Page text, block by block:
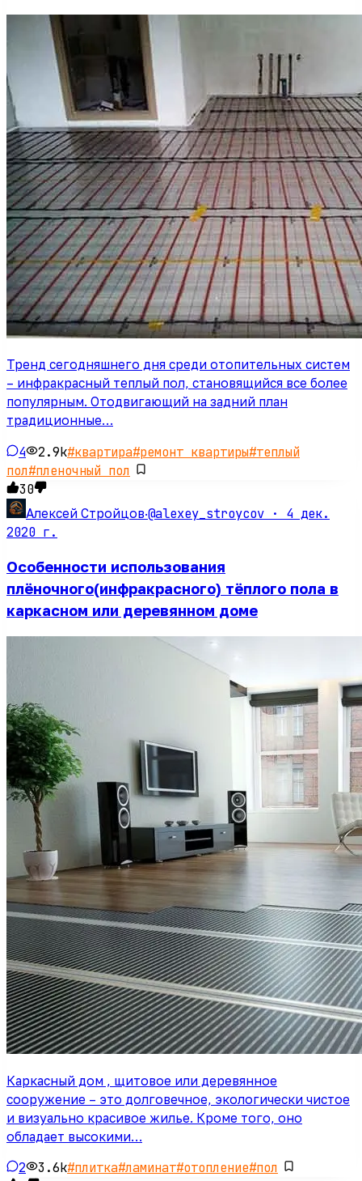
Тренд сегодняшнего дня среди отопительных систем
– инфракрасный теплый пол, становящийся все более
популярным. Отодвигающий на задний план
традиционные…
4 2.9k#квартира#ремонт квартиры#теплый
пол#пленочный пол
30
Алексей Стройцов·@alexey_stroycov · 4 дек.
2020 г.
Особенности использования
плёночного(инфракрасного) тёплого пола в
каркасном или деревянном доме
Каркасный дом , щитовое или деревянное
сооружение – это долговечное, экологически чистое
и визуально красивое жилье. Кроме того, оно
обладает высокими…
2 3.6k#плитка#ламинат#отопление#пол